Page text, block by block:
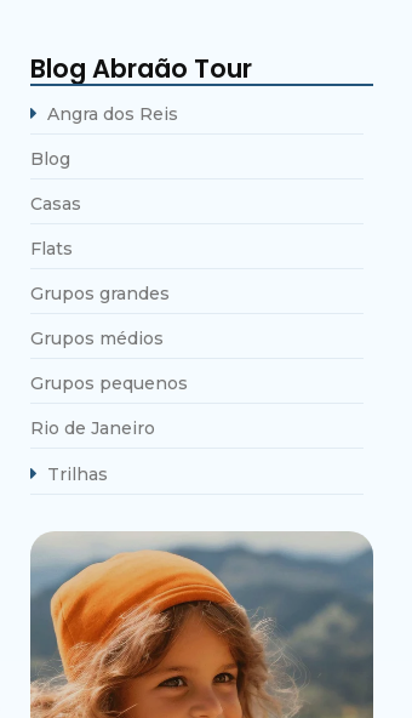
Blog Abraão Tour
Angra dos Reis
Blog
Casas
Flats
Grupos grandes
Grupos médios
Grupos pequenos
Rio de Janeiro
Trilhas